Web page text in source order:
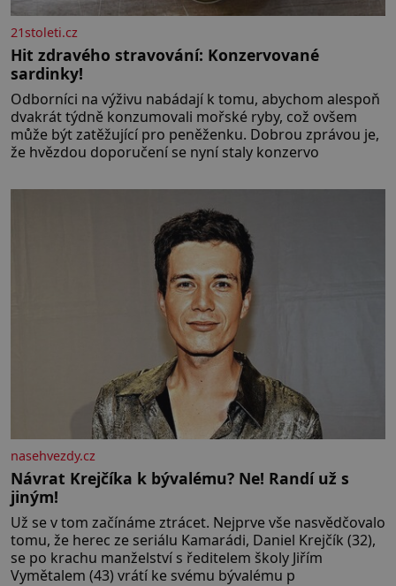
21stoleti.cz
Hit zdravého stravování: Konzervované
sardinky!
Odborníci na výživu nabádají k tomu, abychom alespoň
dvakrát týdně konzumovali mořské ryby, což ovšem
může být zatěžující pro peněženku. Dobrou zprávou je,
že hvězdou doporučení se nyní staly konzervo
nasehvezdy.cz
Návrat Krejčíka k bývalému? Ne! Randí už s
jiným!
Už se v tom začínáme ztrácet. Nejprve vše nasvědčovalo
tomu, že herec ze seriálu Kamarádi, Daniel Krejčík (32),
se po krachu manželství s ředitelem školy Jiřím
Vymětalem (43) vrátí ke svému bývalému p